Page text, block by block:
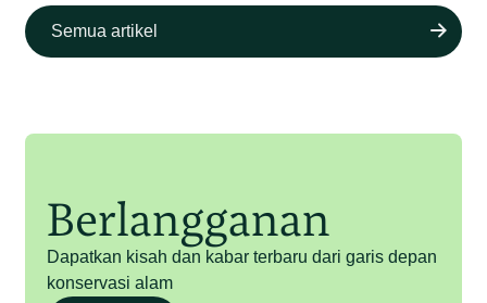
Semua artikel
Berlangganan
Dapatkan kisah dan kabar terbaru dari garis depan
konservasi alam